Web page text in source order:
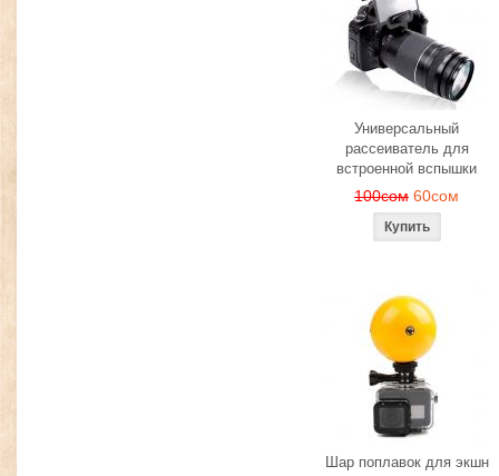
Универсальный
рассеиватель для
встроенной вспышки
100сом 60сом
Шар поплавок для экшн